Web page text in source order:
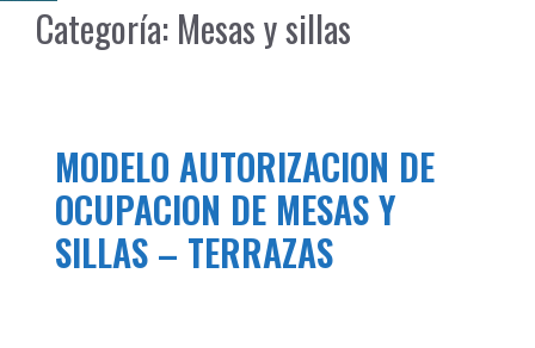
Categoría: Mesas y sillas
MODELO AUTORIZACION DE
OCUPACION DE MESAS Y
SILLAS – TERRAZAS